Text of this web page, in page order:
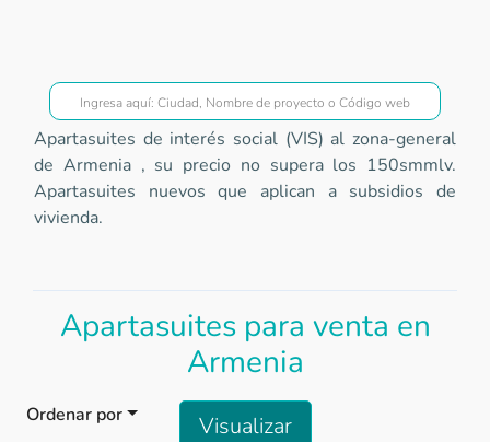
Apartasuites para venta en
Armenia
Apartasuites de interés social (VIS) al zona-general
de Armenia , su precio no supera los 150smmlv.
Apartasuites nuevos que aplican a subsidios de
vivienda.
Ordenar por
Visualizar